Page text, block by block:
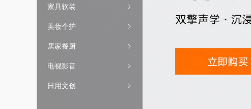
家具软装
美妆个护
居家餐厨
电视影音
日用文创